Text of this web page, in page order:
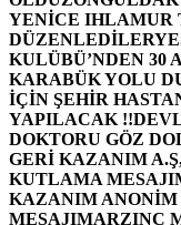
YENİCE IHLAMUR
DÜZENLEDİLER
KULÜBÜ’NDEN 30
KARABÜK YOLU
İÇİN ŞEHİR
YAPILACAK !!
DOKTORU GÖZ
GERİ KAZANIM
KUTLAMA MESAJI
KAZANIM
MESAJIMARZINC